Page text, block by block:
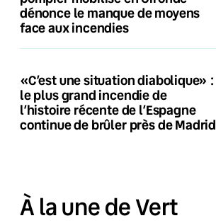
dénonce le manque de moyens
face aux incendies
«C’est une situation diabolique» :
le plus grand incendie de
l’histoire récente de l’Espagne
continue de brûler près de Madrid
À la une de Vert